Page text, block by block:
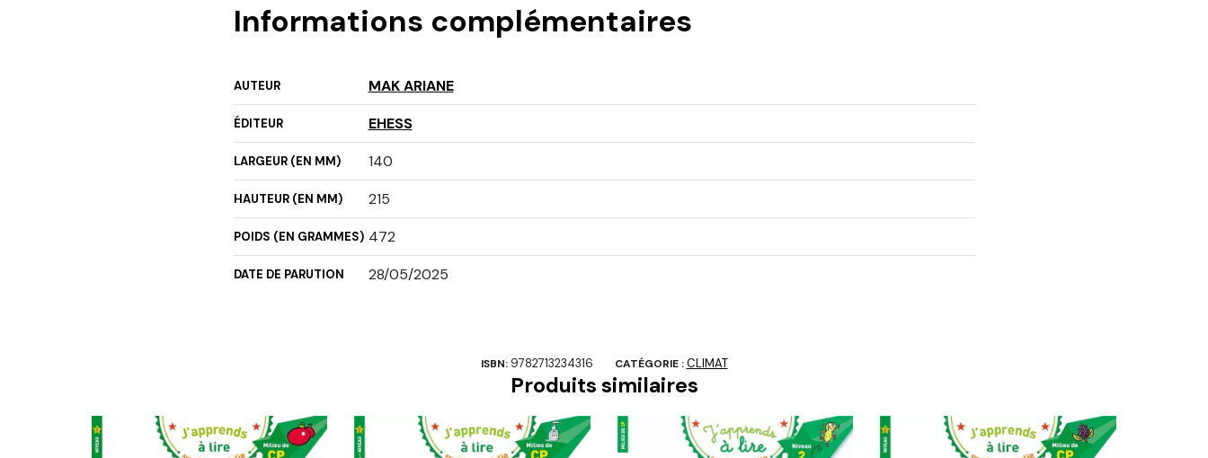
Informations complémentaires
AUTEUR MAK ARIANE
ÉDITEUR EHESS
LARGEUR (EN MM) 140
HAUTEUR (EN MM) 215
POIDS (EN GRAMMES) 472
DATE DE PARUTION 28/05/2025
ISBN: 9782713234316 CATÉGORIE :CLIMAT
Produits similaires